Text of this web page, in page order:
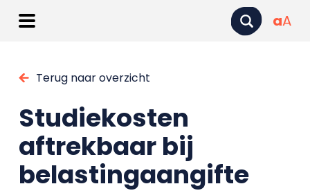
aA
Terug naar overzicht
Studiekosten
aftrekbaar bij
belastingaangifte